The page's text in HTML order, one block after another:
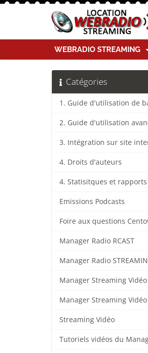
WEBRADIO STREAMING
Catégories
4. Droits d'auteurs
Emissions Podcasts
Manager Radio RCAST
Streaming Vidéo